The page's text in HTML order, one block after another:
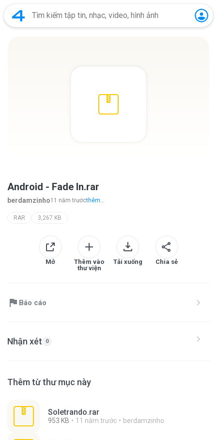
Android - Fade In.rar
berdamzinho11 năm trướcthêm...
RAR 3,267 KB
Mở
Thêm vào
thư viện
Tải xuống Chia sẻ
Báo cáo
Nhận xét 0
Thêm từ thư mục này
Soletrando.rar
953 KB 11 năm trước berdamzinho